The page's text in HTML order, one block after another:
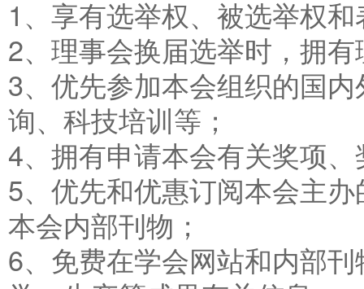
1、享有选举权、被选举权
2、理事会换届选举时，拥
3、优先参加本会组织的国
询、科技培训等；
4、拥有申请本会有关奖项
5、优先和优惠订阅本会主
本会内部刊物；
6、免费在学会网站和内部